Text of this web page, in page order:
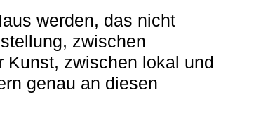
werden, das nicht
zwischen
Kunst, zwischen lokal und
genau an diesen